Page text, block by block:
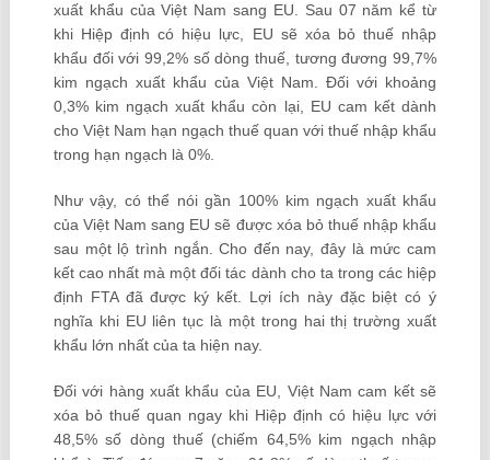
xuất khẩu của Việt Nam sang EU. Sau 07 năm kể từ
khi Hiệp định có hiệu lực, EU sẽ xóa bỏ thuế nhập
khẩu đối với 99,2% số dòng thuế, tương đương 99,7%
kim ngạch xuất khẩu của Việt Nam. Đối với khoảng
0,3% kim ngạch xuất khẩu còn lại, EU cam kết dành
cho Việt Nam hạn ngạch thuế quan với thuế nhập khẩu
trong hạn ngạch là 0%.
Như vậy, có thể nói gần 100% kim ngạch xuất khẩu
của Việt Nam sang EU sẽ được xóa bỏ thuế nhập khẩu
sau một lộ trình ngắn. Cho đến nay, đây là mức cam
kết cao nhất mà một đối tác dành cho ta trong các hiệp
định FTA đã được ký kết. Lợi ích này đặc biệt có ý
nghĩa khi EU liên tục là một trong hai thị trường xuất
khẩu lớn nhất của ta hiện nay.
Đối với hàng xuất khẩu của EU, Việt Nam cam kết sẽ
xóa bỏ thuế quan ngay khi Hiệp định có hiệu lực với
48,5% số dòng thuế (chiếm 64,5% kim ngạch nhập